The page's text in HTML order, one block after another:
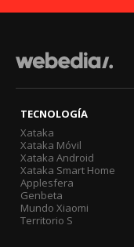
TECNOLOGÍA
Xataka
Xataka Móvil
Xataka Android
Xataka Smart Home
Applesfera
Genbeta
Mundo Xiaomi
Territorio S